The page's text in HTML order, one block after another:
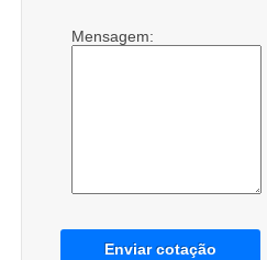
Mensagem:
Enviar cotação